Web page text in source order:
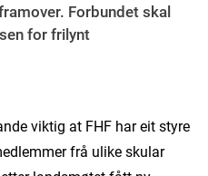
Forbundet skal
for frilynt
viktig at FHF har eit styre
frå ulike skular